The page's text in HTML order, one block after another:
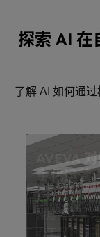
探索 AI 在
了解 AI 如何通